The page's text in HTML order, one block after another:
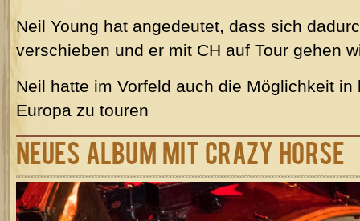
Neil Young hat angedeutet, dass sich
verschieben und er mit CH auf Tour gehen
Neil hatte im Vorfeld auch die Möglichkeit
Europa zu touren
Neues Album mit Crazy Horse